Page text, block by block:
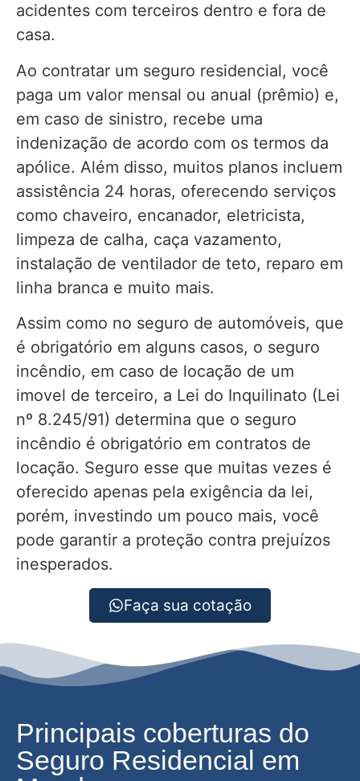
acidentes com terceiros dentro e fora de
casa.
Ao contratar um seguro residencial, você
paga um valor mensal ou anual (prêmio) e,
em caso de sinistro, recebe uma
indenização de acordo com os termos da
apólice. Além disso, muitos planos incluem
assistência 24 horas, oferecendo serviços
como chaveiro, encanador, eletricista,
limpeza de calha, caça vazamento,
instalação de ventilador de teto, reparo em
linha branca e muito mais.
Assim como no seguro de automóveis, que
é obrigatório em alguns casos, o seguro
incêndio, em caso de locação de um
imovel de terceiro, a Lei do Inquilinato (Lei
nº 8.245/91) determina que o seguro
incêndio é obrigatório em contratos de
locação. Seguro esse que muitas vezes é
oferecido apenas pela exigência da lei,
porém, investindo um pouco mais, você
pode garantir a proteção contra prejuízos
inesperados.
Faça sua cotação
Principais coberturas do
Seguro Residencial em